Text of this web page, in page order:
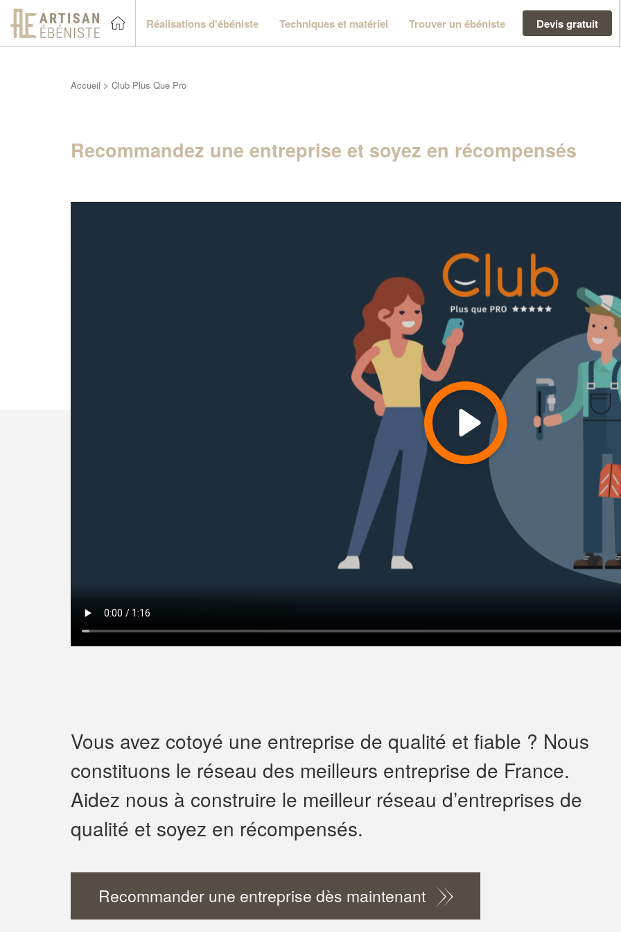
Réalisations d'ébéniste Techniques et matériel Trouver un ébéniste Devis gratuit
Accueil > Club Plus Que Pro
Recommandez une entreprise et soyez en récompensés
Vous avez cotoyé une entreprise de qualité et fiable ? Nous
constituons le réseau des meilleurs entreprise de France.
Aidez nous à construire le meilleur réseau d’entreprises de
qualité et soyez en récompensés.
Recommander une entreprise dès maintenant